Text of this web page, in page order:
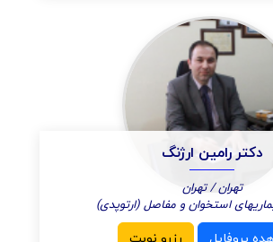
دکتر رامین ارژنگ
تهران / تهران
استخوان و مفاصل (ارتوپدی)